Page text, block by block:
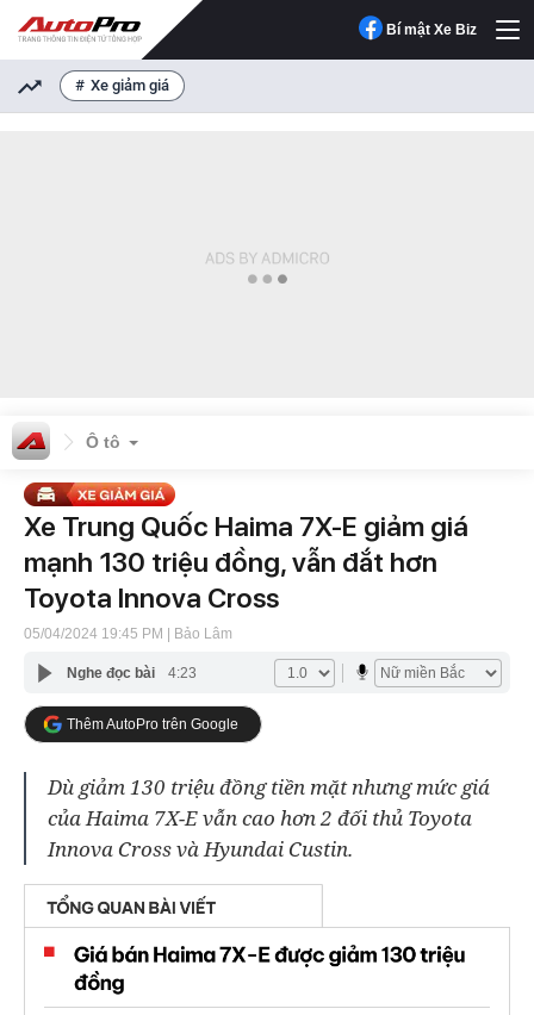
Bí mật Xe Biz
Xe giảm giá
Ô tô
Xe Trung Quốc Haima 7X-E giảm giá
mạnh 130 triệu đồng, vẫn đắt hơn
Toyota Innova Cross
05/04/2024 19:45 PM | Bảo Lâm
Nghe đọc bài 4:23
Thêm AutoPro trên Google
Dù giảm 130 triệu đồng tiền mặt nhưng mức giá
của Haima 7X-E vẫn cao hơn 2 đối thủ Toyota
Innova Cross và Hyundai Custin.